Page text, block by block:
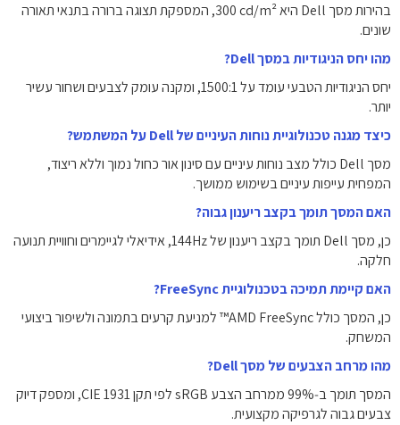
בהירות מסך Dell היא ‎300‎ cd/m², המספקת תצוגה ברורה בתנאי תאורה
שונים.
מהו יחס הניגודיות במסך Dell?
יחס הניגודיות הטבעי עומד על ‎1500:1‎, ומקנה עומק לצבעים ושחור עשיר
יותר.
כיצד מגנה טכנולוגיית נוחות העיניים של Dell על המשתמש?
מסך Dell כולל מצב נוחות עיניים עם סינון אור כחול נמוך וללא ריצוד,
המפחית עייפות עיניים בשימוש ממושך.
האם המסך תומך בקצב ריענון גבוה?
כן, מסך Dell תומך בקצב ריענון של ‎144Hz‎, אידיאלי לגיימרים וחוויית תנועה
חלקה.
האם קיימת תמיכה בטכנולוגיית FreeSync?
כן, המסך כולל AMD FreeSync™ למניעת קרעים בתמונה ולשיפור ביצועי
המשחק.
מהו מרחב הצבעים של מסך Dell?
המסך תומך ב‑‎99%‎ ממרחב הצבע sRGB לפי תקן CIE 1931, ומספק דיוק
צבעים גבוה לגרפיקה מקצועית.